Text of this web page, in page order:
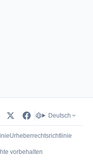
Deutsch
Urheberrechtsrichtlinie
in neuem Tab)
vorbehalten